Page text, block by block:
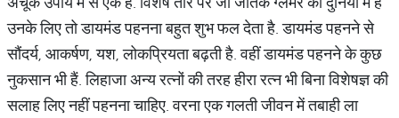
उनके लिए तो डायमंड पहनना बहुत शुभ फल देता है. डायमंड पहनने से
सौंदर्य, आकर्षण, यश, लोकप्रियता बढ़ती है. वहीं डायमंड पहनने के कुछ
नुकसान भी हैं. लिहाजा अन्‍य रत्‍नों की तरह हीरा रत्‍न भी बिना विशेषज्ञ की
सलाह लिए नहीं पहनना चाहिए. वरना एक गलती जीवन में तबाही ला